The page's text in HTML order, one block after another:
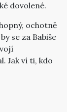
dovolené.
ochotně
se za Babiše
Jak ví ti, kdo